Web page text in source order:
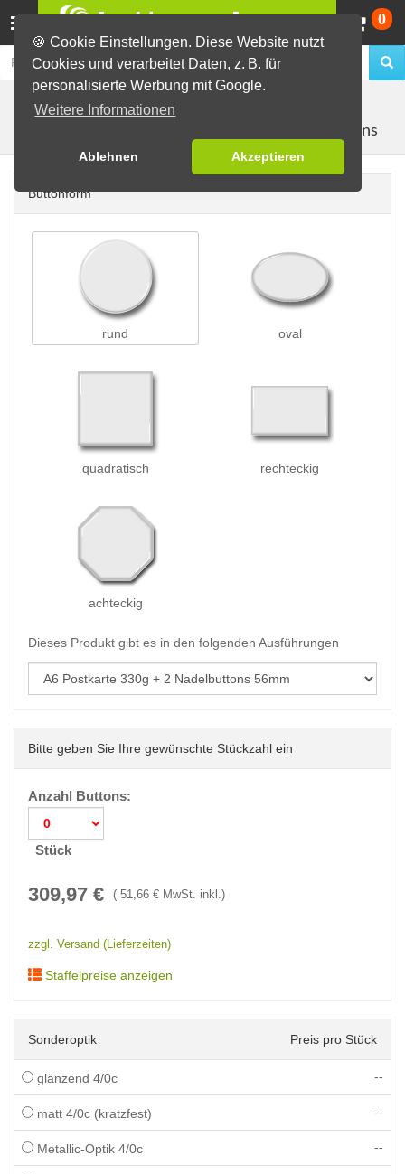
🍪 Cookie Einstellungen. Diese Website nutzt
Cookies und verarbeitet Daten, z. B. für
personalisierte Werbung mit Google.
Weitere Informationen
Ablehnen Akzeptieren
0
Buttons erstellen Buttons auf Karten
mit 2 Buttons
Buttonform
rund oval
quadratisch rechteckig
achteckig
Dieses Produkt gibt es in den folgenden Ausführungen
Bitte geben Sie Ihre gewünschte Stückzahl ein
Anzahl Buttons:
Stück
309,97 € ( 51,66 € MwSt. inkl.)
zzgl. Versand (Lieferzeiten)
Staffelpreise anzeigen
Sonderoptik Preis pro Stück
glänzend 4/0c --
matt 4/0c (kratzfest) --
Metallic-Optik 4/0c --